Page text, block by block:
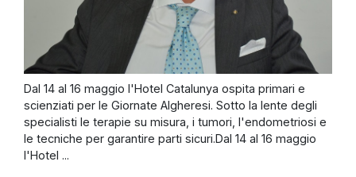
Dal 14 al 16 maggio l'Hotel Catalunya ospita primari e
scienziati per le Giornate Algheresi. Sotto la lente degli
specialisti le terapie su misura, i tumori, l'endometriosi e
le tecniche per garantire parti sicuri.Dal 14 al 16 maggio
l'Hotel ...